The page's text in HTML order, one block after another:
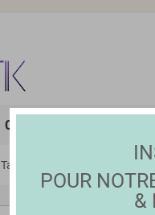
CUISINE | GOURMET
Tables et chaises
POUR
&